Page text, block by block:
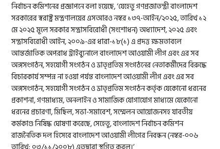
নির্বাচন কমিশনের প্রজ্ঞাপনে বলা হয়েছে, ‘যেহেতু গণপ্রজাতন্ত্রী বাংলাদেশ
সরকারের স্বরাষ্ট্র মন্ত্রণালয়ের এসআরও নম্বর ১৩৭-আইন/২০২৫, তারিখ ১২
মে ২০২৫ মূলে সরকার সন্ত্রাসবিরোধী (সংশোধন) অধ্যাদেশ, ২০২৫ এবং
সন্ত্রাসবিরোধী আইন, ২০০৯-এর ধারা-১৮(১) এ প্রদত্ত ক্ষমতাবলে
আন্তর্জাতিক অপরাধ ট্রাইব্যুনালে বাংলাদেশ আওয়ামী লীগ এবং এর সব
অঙ্গসংগঠন, সহযোগী সংগঠন ও ভ্রাতৃপ্রতিম সংগঠনের নেতাকর্মীদের বিরুদ্ধে
বিচারকার্য সম্পন্ন না হওয়া পর্যন্ত বাংলাদেশ আওয়ামী লীগ এবং এর সব
অঙ্গসংগঠন, সহযোগী সংগঠন ও ভ্রাতৃপ্রতিম সংগঠন কর্তৃক যেকোনো ধরনের
প্রকাশনা, গণমাধ্যম, অনলাইন ও সামাজিক যোগাযোগ মাধ্যমে যেকোনো
ধরনের প্রচারণা, মিছিল, সভা-সমাবেশ, সম্মেলন আয়োজনসহ যাবতীয়
কর্মকাণ্ড নিষিদ্ধ ঘোষণা করেছে, সেহেতু, বাংলাদেশ নির্বাচন কমিশন
রাজনৈতিক দল হিসেবে বাংলাদেশ আওয়ামী লীগের নিবন্ধন (নম্বর-০০৬